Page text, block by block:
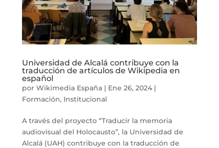
Universidad de Alcalá contribuye con la
traducción de artículos de Wikipedia en
español
por Wikimedia España| Ene 26, 2024|
Formación, Institucional
A través del proyecto “Traducir la memoria
audiovisual del Holocausto”, la Universidad de
Alcalá (UAH) contribuye con la traducción de